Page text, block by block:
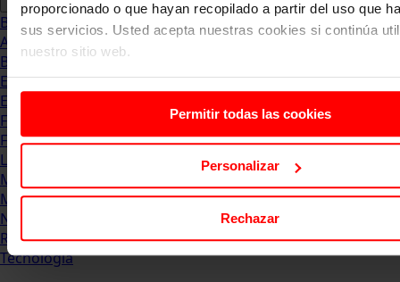
proporcionado o que hayan recopilado a partir del uso que
sus servicios. Usted acepta nuestras cookies si continúa
nuestro sitio web.
Permitir todas las cookies
Personalizar
Rechazar
Blog
Abogacia
Business
Empleo & Emprendimiento
Empresas
Finanzas
Formación & Estudios
Luxury
Management
Marketing & Comunicación
Negocios
Recursos Humanos
Tecnología